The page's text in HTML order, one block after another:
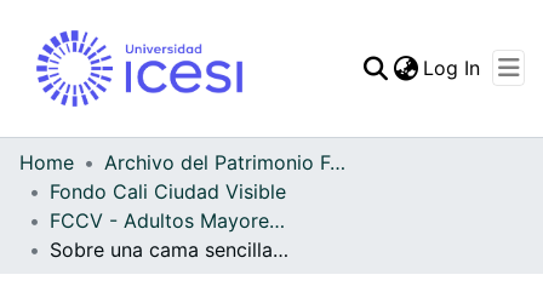
Log In
Home
Archivo del Patrimonio Fotográfico y Fílmico del Valle del Cauca
Fondo Cali Ciudad Visible
FCCV - Adultos Mayores - Patrimonial
Sobre una cama sencilla una niña está acostada sobándose la cara con el brazo